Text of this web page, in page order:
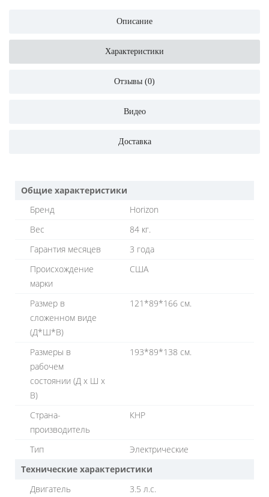
Описание
Характеристики
Отзывы (0)
Видео
Доставка
Общие характеристики
Бренд
Horizon
Вес
84 кг.
Гарантия месяцев
3 года
Происхождение
марки
США
Размер в
сложенном виде
(Д*Ш*В)
121*89*166 см.
Размеры в
рабочем
состоянии (Д х Ш х
В)
193*89*138 см.
Страна-
производитель
КНР
Тип
Электрические
Технические характеристики
Двигатель
3.5 л.с.